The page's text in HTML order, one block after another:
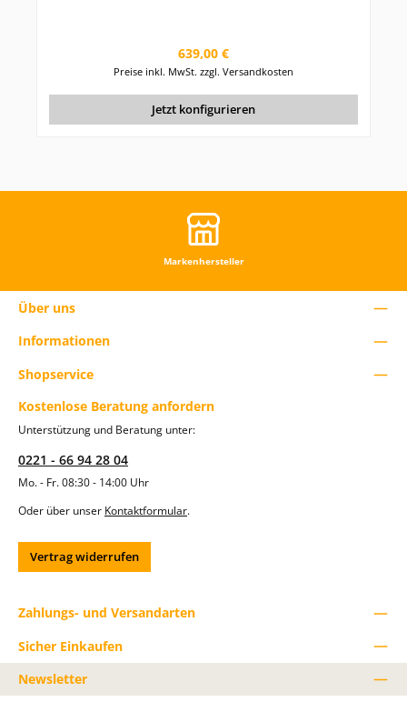
Regulärer Preis:
639,00 €
Preise inkl. MwSt. zzgl. Versandkosten
Jetzt konfigurieren
Markenhersteller
Über uns
Informationen
Shopservice
Kostenlose Beratung anfordern
Unterstützung und Beratung unter:
0221 - 66 94 28 04
Mo. - Fr. 08:30 - 14:00 Uhr
Oder über unser Kontaktformular.
Vertrag widerrufen
Zahlungs- und Versandarten
Sicher Einkaufen
Newsletter